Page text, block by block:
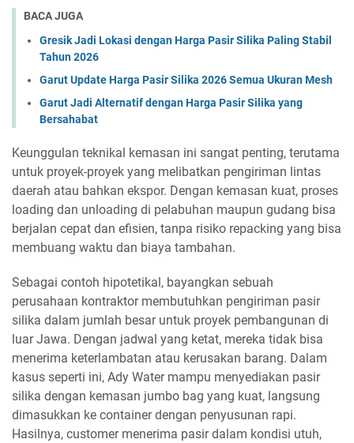
BACA JUGA
Gresik Jadi Lokasi dengan Harga Pasir Silika Paling Stabil
Tahun 2026
Garut Update Harga Pasir Silika 2026 Semua Ukuran Mesh
Garut Jadi Alternatif dengan Harga Pasir Silika yang
Bersahabat
Keunggulan teknikal kemasan ini sangat penting, terutama
untuk proyek-proyek yang melibatkan pengiriman lintas
daerah atau bahkan ekspor. Dengan kemasan kuat, proses
loading dan unloading di pelabuhan maupun gudang bisa
berjalan cepat dan efisien, tanpa risiko repacking yang bisa
membuang waktu dan biaya tambahan.
Sebagai contoh hipotetikal, bayangkan sebuah
perusahaan kontraktor membutuhkan pengiriman pasir
silika dalam jumlah besar untuk proyek pembangunan di
luar Jawa. Dengan jadwal yang ketat, mereka tidak bisa
menerima keterlambatan atau kerusakan barang. Dalam
kasus seperti ini, Ady Water mampu menyediakan pasir
silika dengan kemasan jumbo bag yang kuat, langsung
dimasukkan ke container dengan penyusunan rapi.
Hasilnya, customer menerima pasir dalam kondisi utuh,